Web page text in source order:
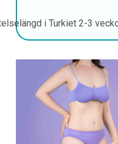
i Turkiet 2-3